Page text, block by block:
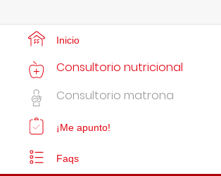
Inicio
Consultorio nutricional
Consultorio matrona
¡Me apunto!
Faqs